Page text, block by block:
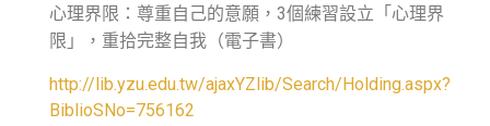
心理界限：尊重自己的意願， 3個練習設立「心理界
限」，重拾完整自我（電子書）
http://lib.yzu.edu.tw/ajaxYZlib/Search/Holding.aspx?
BiblioSNo=756162